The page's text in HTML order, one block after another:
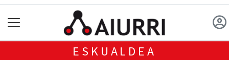
ESKUALDEA